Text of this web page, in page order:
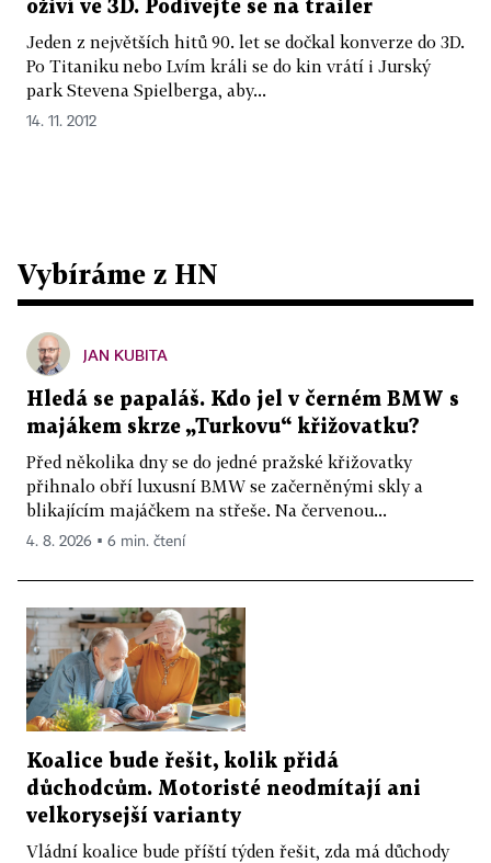
oživí ve 3D. Podívejte se na trailer
Jeden z největších hitů 90. let se dočkal konverze do 3D.
Po Titaniku nebo Lvím králi se do kin vrátí i Jurský
park Stevena Spielberga, aby...
14. 11. 2012
Vybíráme z HN
JAN KUBITA
Hledá se papaláš. Kdo jel v černém BMW s
majákem skrze „Turkovu“ křižovatku?
Před několika dny se do jedné pražské křižovatky
přihnalo obří luxusní BMW se začerněnými skly a
blikajícím majáčkem na střeše. Na červenou...
4. 8. 2026 ▪ 6 min. čtení
Koalice bude řešit, kolik přidá
důchodcům. Motoristé neodmítají ani
velkorysejší varianty
Vládní koalice bude příští týden řešit, zda má důchody